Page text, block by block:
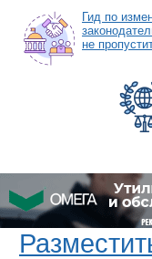
Гид по
не